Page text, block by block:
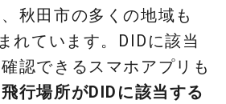
秋田市の多くの地域も
れています。DIDに該当
認できるスマホアプリも
飛行場所がDIDに該当する